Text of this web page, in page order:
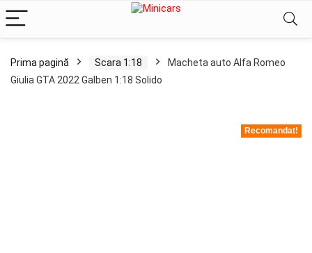
Prima pagină Scara 1:18
Macheta auto Alfa Romeo
Giulia GTA 2022 Galben 1:18 Solido
Recomandat!